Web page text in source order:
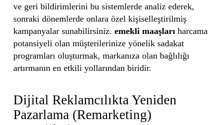
ve geri bildirimlerini bu sistemlerde analiz ederek,
sonraki dönemlerde onlara özel kişiselleştirilmiş
kampanyalar sunabilirsiniz. emekli maaşlarıharcama
potansiyeli olan müşterilerinize yönelik sadakat
programları oluşturmak, markanıza olan bağlılığı
artırmanın en etkili yollarından biridir.
Dijital Reklamcılıkta Yeniden
Pazarlama (Remarketing)